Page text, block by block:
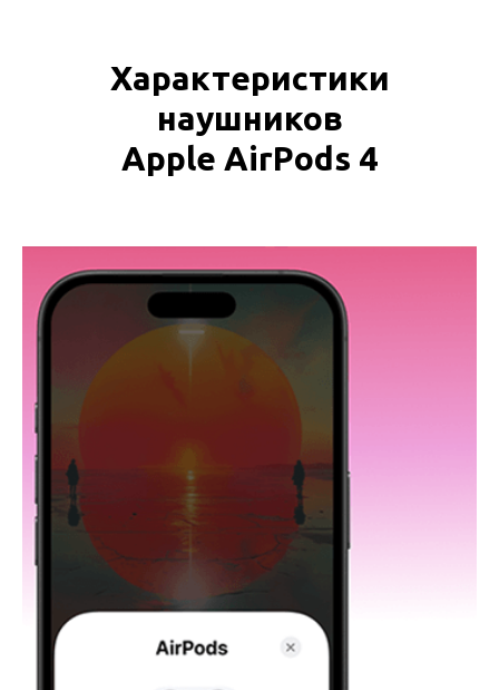
Характеристики
наушников
Apple AirPods 4